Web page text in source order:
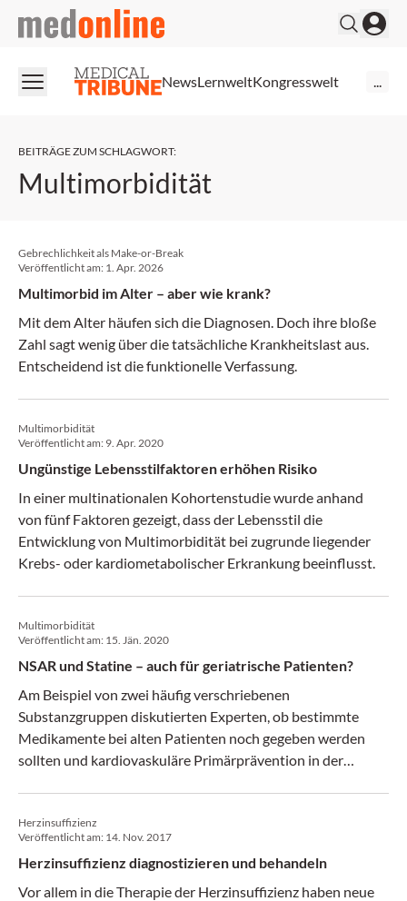
medonline
NewsLernweltKongresswelt
BEITRÄGE ZUM SCHLAGWORT:
Multimorbidität
Gebrechlichkeit als Make-or-Break
Veröffentlicht am: 1. Apr. 2026
Multimorbid im Alter – aber wie krank?
Mit dem Alter häufen sich die Diagnosen. Doch ihre bloße
Zahl sagt wenig über die tatsächliche Krankheitslast aus.
Entscheidend ist die funktionelle Verfassung.
Multimorbidität
Veröffentlicht am: 9. Apr. 2020
Ungünstige Lebensstilfaktoren erhöhen Risiko
In einer multinationalen Kohortenstudie wurde anhand
von fünf Faktoren gezeigt, dass der Lebensstil die
Entwicklung von Multimorbidität bei zugrunde liegender
Krebs- oder kardiometabolischer Erkrankung beeinflusst.
Multimorbidität
Veröffentlicht am: 15. Jän. 2020
NSAR und Statine – auch für geriatrische Patienten?
Am Beispiel von zwei häufig verschriebenen
Substanzgruppen diskutierten Experten, ob bestimmte
Medikamente bei alten Patienten noch gegeben werden
sollten und kardiovaskuläre Primärprävention in der
Herzinsuffizienz
Veröffentlicht am: 14. Nov. 2017
Herzinsuffizienz diagnostizieren und behandeln
Vor allem in die Therapie der Herzinsuffizienz haben neue